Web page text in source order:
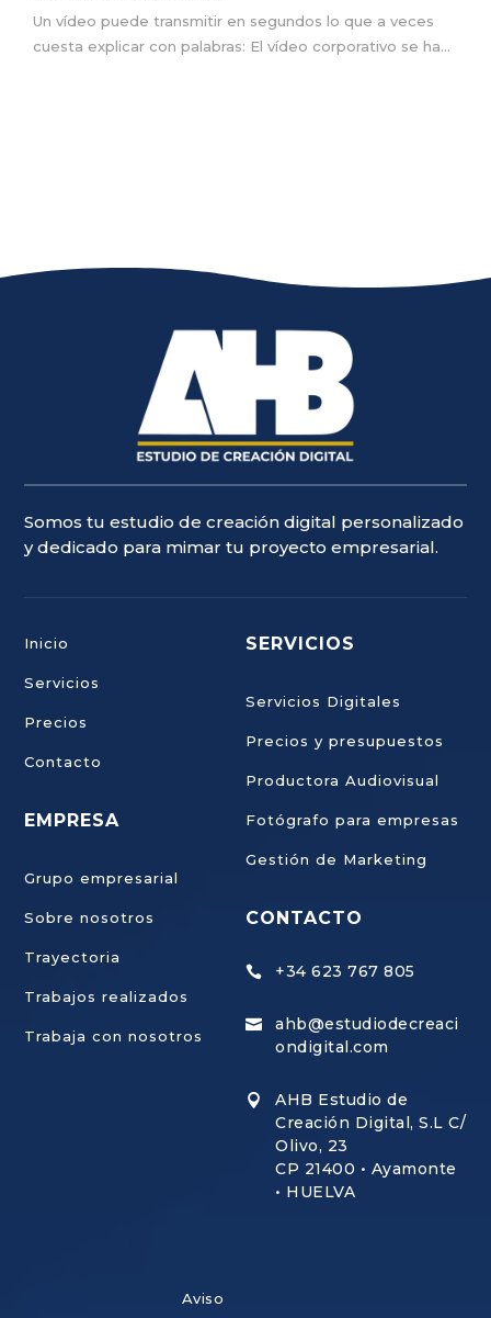
Un vídeo puede transmitir en segundos lo que a veces
cuesta explicar con palabras: El vídeo corporativo se ha...
Somos tu estudio de creación digital personalizado
y dedicado para mimar tu proyecto empresarial.
Inicio
Servicios
Precios
Contacto
EMPRESA
Grupo empresarial
Sobre nosotros
Trayectoria
Trabajos realizados
Trabaja con nosotros
SERVICIOS
Servicios Digitales
Precios y presupuestos
Productora Audiovisual
Fotógrafo para empresas
Gestión de Marketing
CONTACTO
 +34 623 767 805

ahb@estudiodecreaci
ondigital.com

AHB Estudio de
Creación Digital, S.L C/
Olivo, 23
CP 21400 • Ayamonte
• HUELVA
Aviso
Alberto · AHB Estudio ×
Cuéntanos qué necesita tu empresa y te